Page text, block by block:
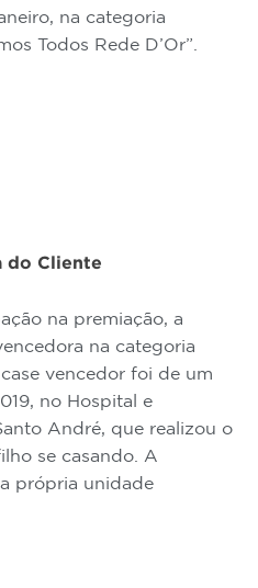
na categoria
Todos Rede D’Or”.
do Cliente
na premiação, a
na categoria
vencedor foi de um
no Hospital e
André, que realizou o
se casando. A
própria unidade